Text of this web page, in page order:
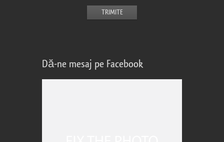
Dă-ne mesaj pe Facebook